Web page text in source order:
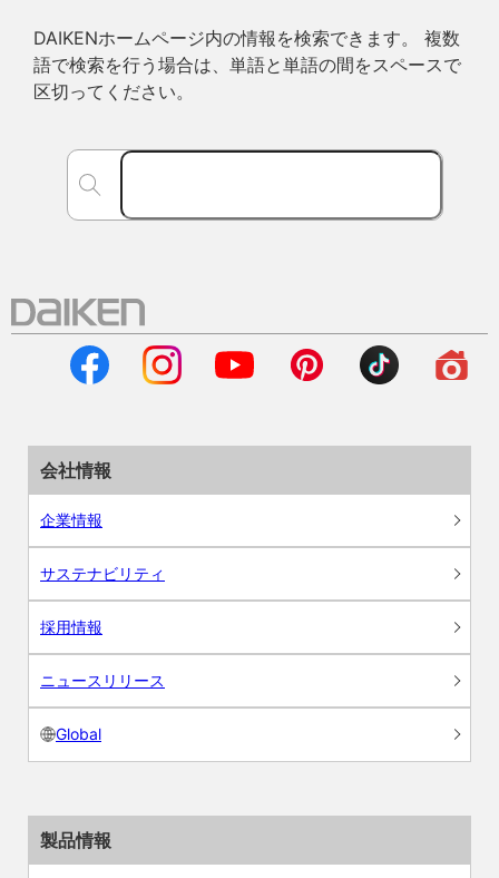
DAIKENホームページ内の情報を検索できます。 複数
語で検索を行う場合は、単語と単語の間をスペースで
区切ってください。
会社情報
企業情報
サステナビリティ
採用情報
ニュースリリース
Global
製品情報